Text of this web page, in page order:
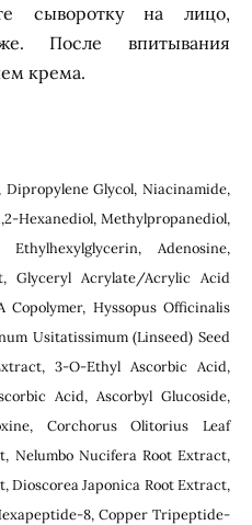
сыворотку на лицо,
После впитывания
крема.
Dipropylene Glycol, Niacinamide,
Hexanediol, Methylpropanediol,
Adenosine,
Glyceryl Acrylate/Acrylic Acid
Hyssopus Officinalis
Usitatissimum (Linseed) Seed
3-O-Ethyl Ascorbic Acid,
Acid, Ascorbyl Glucoside,
Corchorus Olitorius Leaf
Nelumbo Nucifera Root Extract,
Dioscorea Japonica Root Extract,
8, Copper Tripeptide-